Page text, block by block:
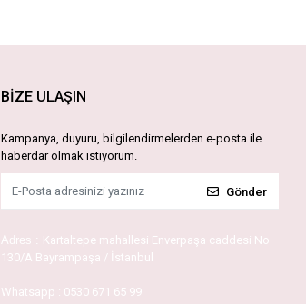
BİZE ULAŞIN
Kampanya, duyuru, bilgilendirmelerden e-posta ile
haberdar olmak istiyorum.
Gönder
Adres : Kartaltepe mahallesi Enverpaşa caddesi No
130/A Bayrampaşa / İstanbul
Whatsapp : 0530 671 65 99